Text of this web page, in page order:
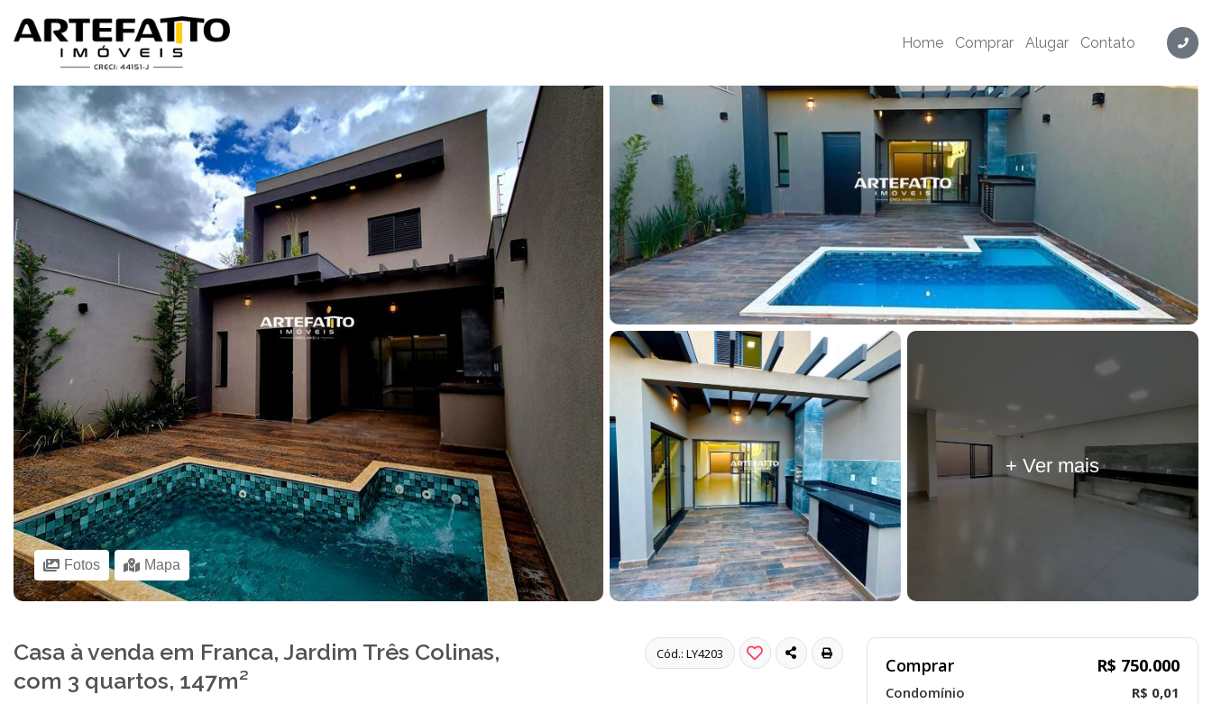
Home Comprar Alugar Contato
Home / Imóveis à venda / Casa / Franca
Fotos Mapa
+ Ver mais
Cód.: LY4203
Casa à venda em Franca, Jardim Três Colinas,
com 3 quartos, 147m²
Comprar R$ 750.000
Condomínio
R$ 0,01